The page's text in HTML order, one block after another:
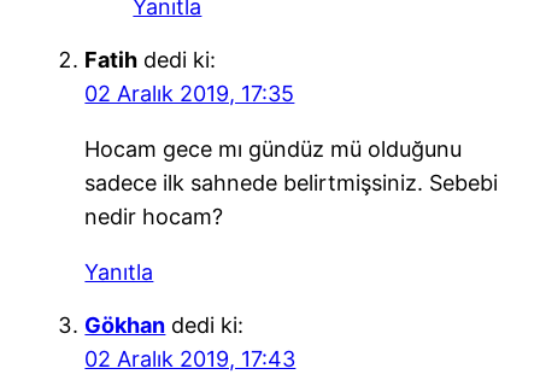
Yanıtla
Fatih dedi ki:
02 Aralık 2019, 17:35
Hocam gece mı gündüz mü olduğunu
sadece ilk sahnede belirtmişsiniz. Sebebi
nedir hocam?
Yanıtla
Gökhan dedi ki:
02 Aralık 2019, 17:43